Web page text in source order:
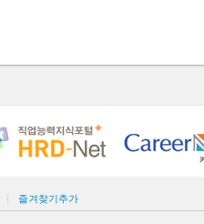
즐겨찾기추가